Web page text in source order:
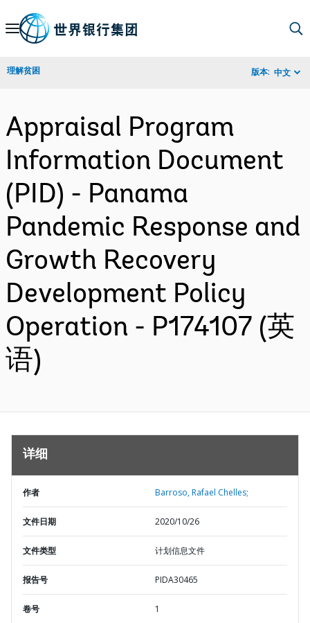
Skip
Navigation
理解贫困 版本: 中文
Appraisal Program
Information Document
(PID) - Panama
Pandemic Response and
Growth Recovery
Development Policy
Operation - P174107 (英
语)
详细
作者 Barroso, Rafael Chelles;
文件日期 2020/10/26
文件类型 计划信息文件
报告号 PIDA30465
卷号 1